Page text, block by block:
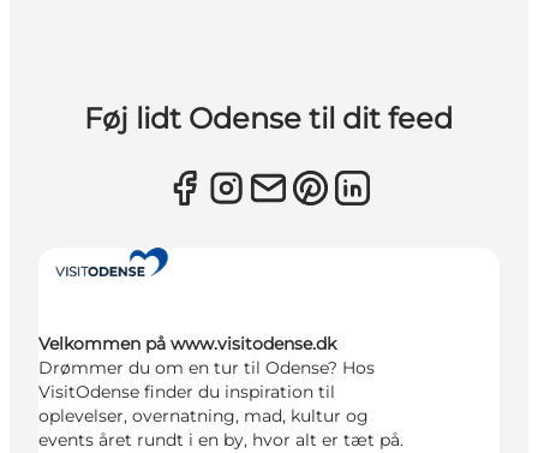
Føj lidt Odense til dit feed
Velkommen på www.visitodense.dk
Drømmer du om en tur til Odense? Hos
VisitOdense finder du inspiration til
oplevelser, overnatning, mad, kultur og
events året rundt i en by, hvor alt er tæt på.